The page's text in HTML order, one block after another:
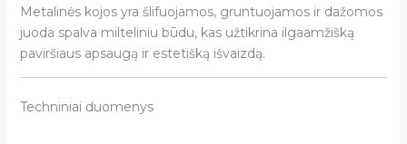
Metalinės kojos yra šlifuojamos, gruntuojamos ir dažomos
juoda spalva milteliniu būdu, kas užtikrina ilgaamžišką
paviršiaus apsaugą ir estetišką išvaizdą.
Techniniai duomenys